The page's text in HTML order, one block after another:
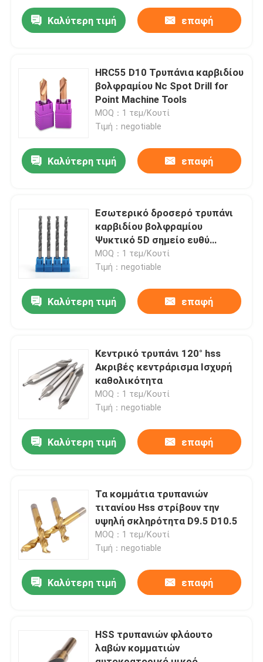
Προϊόντα
Βίντεο
Σχετικά με εμάς
Ελεγχος ποιότητας
Επικοινωνήστε μαζί μας
Νέα
Ένθετα καρβιδίου βολφραμίου
Καλύτερη τιμή επαφή
HRC55 D10 Τρυπάνια καρβιδίου
βολφραμίου Nc Spot Drill for
Point Machine Tools
MOQ：1 τεμ/Κουτί
Τιμή：negotiable
Καλύτερη τιμή επαφή
Εσωτερικό δροσερό τρυπάνι
καρβιδίου βολφραμίου
Ψυκτικό 5D σημείο ευθύ
στέλεχος
MOQ：1 τεμ/Κουτί
Τιμή：negotiable
Καλύτερη τιμή επαφή
Κεντρικό τρυπάνι 120° hss
Ακριβές κεντράρισμα Ισχυρή
καθολικότητα
MOQ：1 τεμ/Κουτί
Τιμή：negotiable
Καλύτερη τιμή επαφή
Τα κομμάτια τρυπανιών
τιτανίου Hss στρίβουν την
υψηλή σκληρότητα D9.5 D10.5
MOQ：1 τεμ/Κουτί
Τιμή：negotiable
Καλύτερη τιμή επαφή
HSS τρυπανιών φλάουτο
λαβών κομματιών